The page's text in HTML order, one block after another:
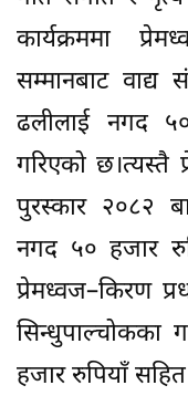
कार्यक्रममा
सम्मानबाट वाद्य
ढलीलाई नगद
गरिएको छ।त्यस्तै
पुरस्कार २०८२
नगद ५० हजार
प्रेमध्वज–किरण
सिन्धुपाल्चोकका
हजार रुपियाँ